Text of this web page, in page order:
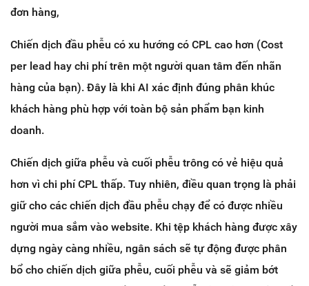
đơn hàng,
Chiến dịch đầu phễu có xu hướng có CPL cao hơn (Cost
per lead hay chi phí trên một người quan tâm đến nhãn
hàng của bạn). Đây là khi AI xác định đúng phân khúc
khách hàng phù hợp với toàn bộ sản phẩm bạn kinh
doanh.
Chiến dịch giữa phễu và cuối phễu trông có vẻ hiệu quả
hơn vì chi phí CPL thấp. Tuy nhiên, điều quan trọng là phải
giữ cho các chiến dịch đầu phễu chạy để có được nhiều
người mua sắm vào website. Khi tệp khách hàng được xây
dựng ngày càng nhiều, ngân sách sẽ tự động được phân
bổ cho chiến dịch giữa phễu, cuối phễu và sẽ giảm bớt